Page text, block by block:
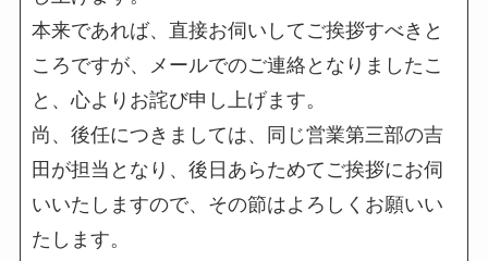
本来であれば、直接お伺いしてご挨拶すべきと
ころですが、メールでのご連絡となりましたこ
と、心よりお詫び申し上げます。
尚、後任につきましては、同じ営業第三部の吉
田が担当となり、後日あらためてご挨拶にお伺
いいたしますので、その節はよろしくお願いい
たします。